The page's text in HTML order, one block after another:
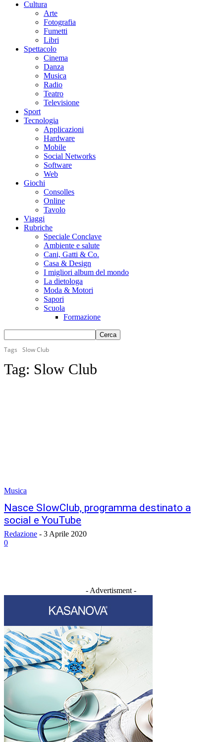
Cultura
Arte
Fotografia
Fumetti
Libri
Spettacolo
Cinema
Danza
Musica
Radio
Teatro
Televisione
Sport
Tecnologia
Applicazioni
Hardware
Mobile
Social Networks
Software
Web
Giochi
Consolles
Online
Tavolo
Viaggi
Rubriche
Speciale Conclave
Ambiente e salute
Cani, Gatti & Co.
Casa & Design
I migliori album del mondo
La dietologa
Moda & Motori
Sapori
Scuola
Formazione
Tags Slow Club
Tag: Slow Club
Musica
Nasce SlowClub, programma destinato a
social e YouTube
Redazione - 3 Aprile 2020
0
- Advertisment -